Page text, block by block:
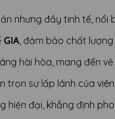
nhưng đầy tinh tế, nổi
GIA, đảm bảo chất
hài hòa, mang đến
trọn sự lấp lánh của
hiện đại, khẳng định